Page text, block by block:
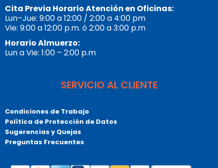
Cita Previa Horario Atención en Oficinas:
Lun–Jue: 9:00 a 12:00 / 2:00 a 4:00 pm
Vie: 9:00 a 12:00 p.m. ó 2:00 a 3:00 p.m
Horario Almuerzo:
Lun a Vie: 1:00 – 2:00 p.m
SERVICIO AL CLIENTE
Condiciones de Trabajo
Política de Protección de Datos
Sugerencias y Quejas
Preguntas Frecuentes